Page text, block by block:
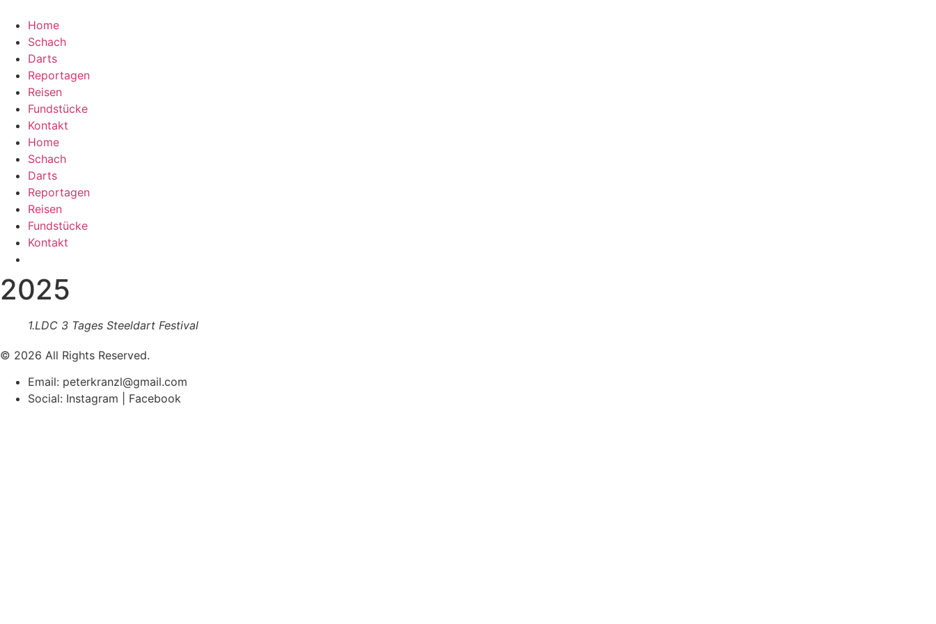
Home
Schach
Darts
Reportagen
Reisen
Fundstücke
Kontakt
Home
Schach
Darts
Reportagen
Reisen
Fundstücke
Kontakt
2025
1.LDC 3 Tages Steeldart Festival
© 2026 All Rights Reserved.
Email: peterkranzl@gmail.com
Social: Instagram | Facebook